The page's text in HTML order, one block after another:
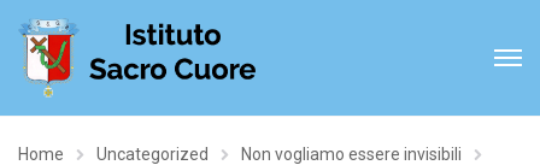
Home Uncategorized
Non vogliamo essere invisibili